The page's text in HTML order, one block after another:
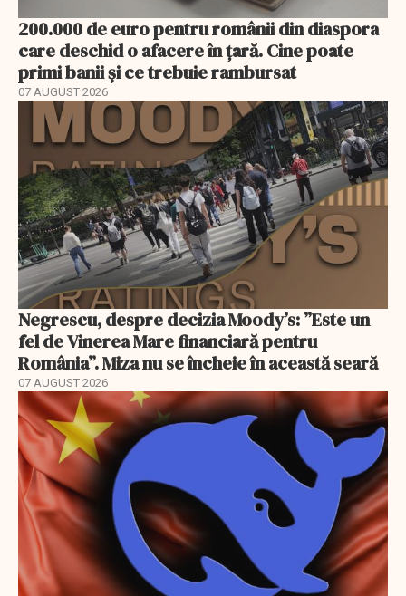
200.000 de euro pentru românii din diaspora
care deschid o afacere în țară. Cine poate
primi banii și ce trebuie rambursat
07 AUGUST 2026
Negrescu, despre decizia Moody’s: ”Este un
fel de Vinerea Mare financiară pentru
România”. Miza nu se încheie în această seară
07 AUGUST 2026